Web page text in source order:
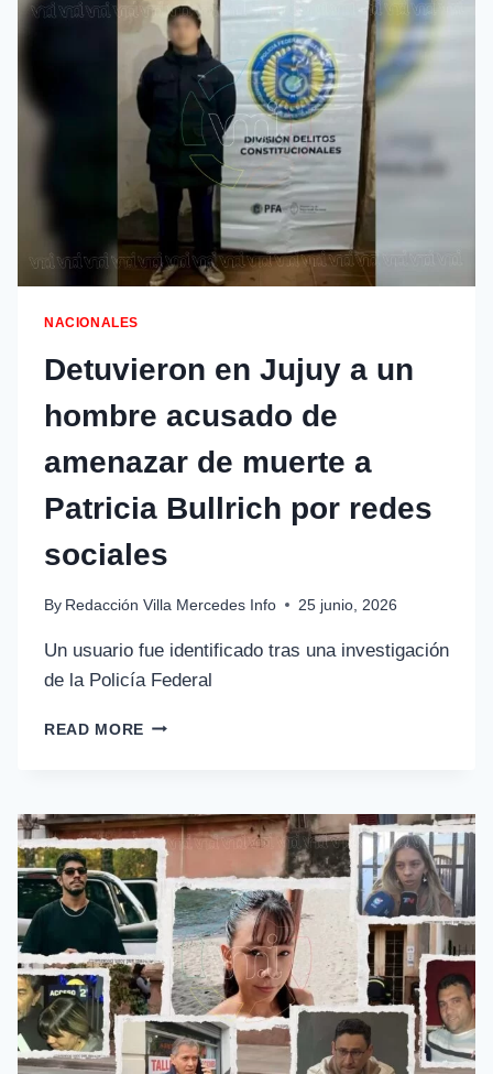
NACIONALES
Detuvieron en Jujuy a un
hombre acusado de
amenazar de muerte a
Patricia Bullrich por redes
sociales
By Redacción Villa Mercedes Info 25 junio, 2026
Un usuario fue identificado tras una investigación
de la Policía Federal
READ MORE